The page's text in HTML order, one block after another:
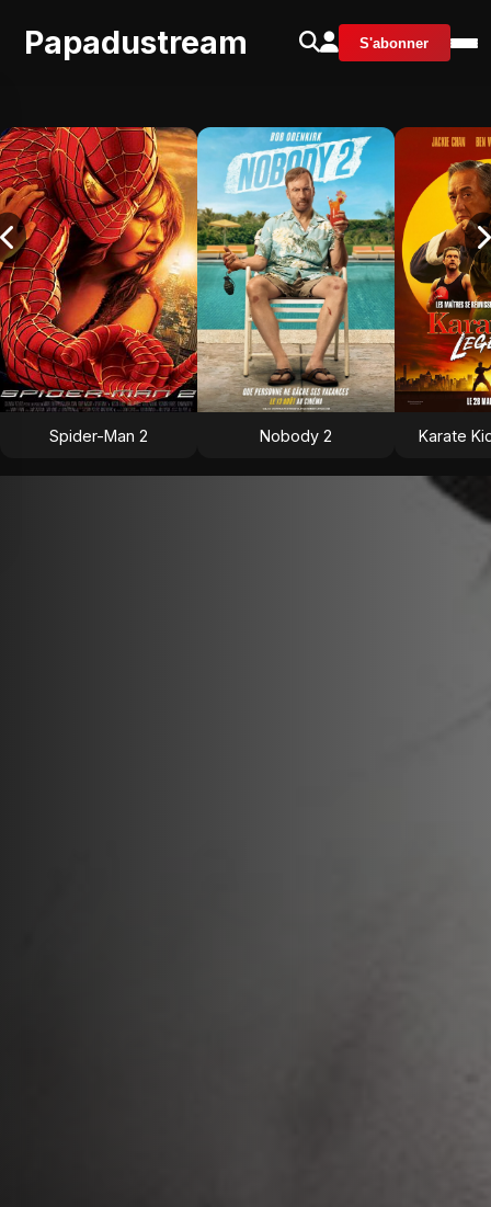
Papadustream S'abonner
Spider-Man 2 Nobody 2 Karate